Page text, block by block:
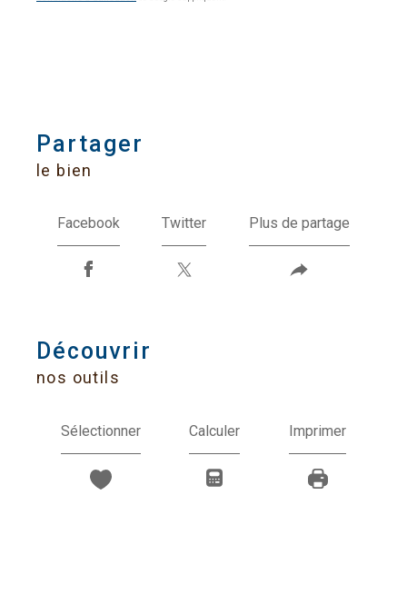
partager
le bien
Facebook Twitter Plus de partage
découvrir
nos outils
Sélectionner Calculer Imprimer